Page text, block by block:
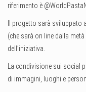
riferimento è
Il progetto sarà
(che sarà on line dalla
dell’iniziativa.
La condivisione sui social
di immagini, luoghi e